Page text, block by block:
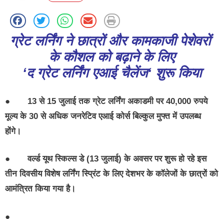
ग्रेट लर्निंग ने छात्रों और कामकाजी पेशेवरों
के कौशल को बढ़ाने के लिए
‘द ग्रेट लर्निंग एआई चैलेंज‘ शुरू किया
● 13 से 15 जुलाई तक ग्रेट लर्निंग अकाडमी पर 40,000 रुपये
मूल्य के 30 से अधिक जनरेटिव एआई कोर्स बिल्कुल मुफ्त में उपलब्ध
होंगे।
●वर्ल्ड यूथ स्किल्स डे (13 जुलाई) के अवसर पर शुरू हो रहे इस
तीन दिवसीय विशेष लर्निंग स्प्रिंट के लिए देशभर के कॉलेजों के छात्रों को
आमंत्रित किया गया है।
●